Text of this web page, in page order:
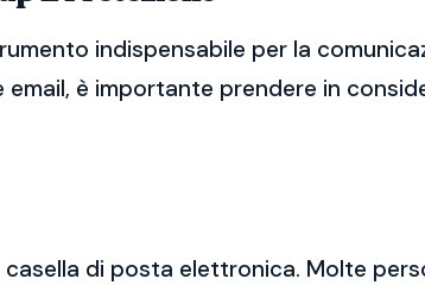
indispensabile per la
è importante prendere in
casella di posta elettronica. Molte